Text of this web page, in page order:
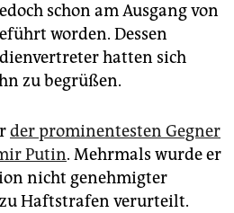
schon am Ausgang von
worden. Dessen
hatten sich
zu begrüßen.
der prominentesten Gegner
Putin. Mehrmals wurde er
nicht genehmigter
Haftstrafen verurteilt.